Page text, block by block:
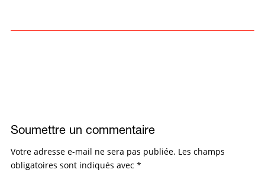
Soumettre un commentaire
Votre adresse e-mail ne sera pas publiée. Les champs
obligatoires sont indiqués avec *